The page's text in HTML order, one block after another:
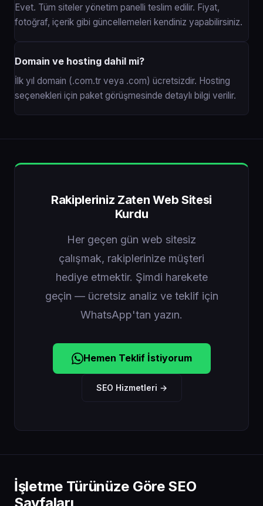
Evet. Tüm siteler yönetim panelli teslim edilir. Fiyat,
fotoğraf, içerik gibi güncellemeleri kendiniz yapabilirsiniz.
Domain ve hosting dahil mi?
İlk yıl domain (.com.tr veya .com) ücretsizdir. Hosting
seçenekleri için paket görüşmesinde detaylı bilgi verilir.
Rakipleriniz Zaten Web Sitesi
Kurdu
Her geçen gün web sitesiz
çalışmak, rakiplerinize müşteri
hediye etmektir. Şimdi harekete
geçin — ücretsiz analiz ve teklif için
WhatsApp'tan yazın.
Hemen Teklif İstiyorum
SEO Hizmetleri →
İşletme Türünüze Göre SEO